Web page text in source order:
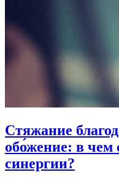
Стяжание
обо́жение: в чем
синергии?